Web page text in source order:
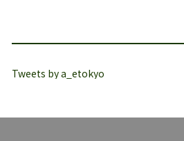
Tweets by a_etokyo